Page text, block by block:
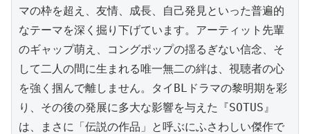
マの枠を超え、友情、成長、自己発見といった普遍的
なテーマを深く掘り下げています。アーティット先輩
のギャップ萌え、コングポップの揺るぎない信念、そ
して二人の間に生まれる唯一無二の絆は、視聴者の心
を強く掴んで離しません。タイBLドラマの黎明期を彩
り、その後の発展に多大な影響を与えた『SOTUS』
は、まさに「伝説の作品」と呼ぶにふさわしい傑作で